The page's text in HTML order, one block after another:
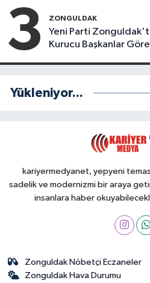
3 ZONGULDAK
Yeni Parti
Kurucu Başkanlar
Yükleniyor...
kariyermedyanet, yepyeni
sadelik ve modernizmi bir araya
insanlara haber
Zonguldak Nöbetçi Eczaneler
Zonguldak Hava Durumu